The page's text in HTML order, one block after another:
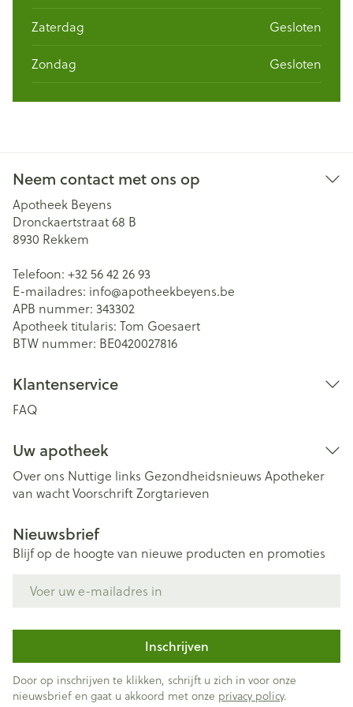
Zaterdag Gesloten
Zondag Gesloten
Neem contact met ons op
Apotheek Beyens
Dronckaertstraat 68 B
8930 Rekkem
Telefoon: +32 56 42 26 93
E-mailadres: info@apotheekbeyens.be
APB nummer: 343302
Apotheek titularis: Tom Goesaert
BTW nummer: BE0420027816
Klantenservice
FAQ
Uw apotheek
Over ons Nuttige links Gezondheidsnieuws Apotheker
van wachtVoorschriftZorgtarieven
Nieuwsbrief
Blijf op de hoogte van nieuwe producten en promoties
Inschrijven
Door op inschrijven te klikken, schrijft u zich in voor onze
nieuwsbrief en gaat u akkoord met onze privacy policy.